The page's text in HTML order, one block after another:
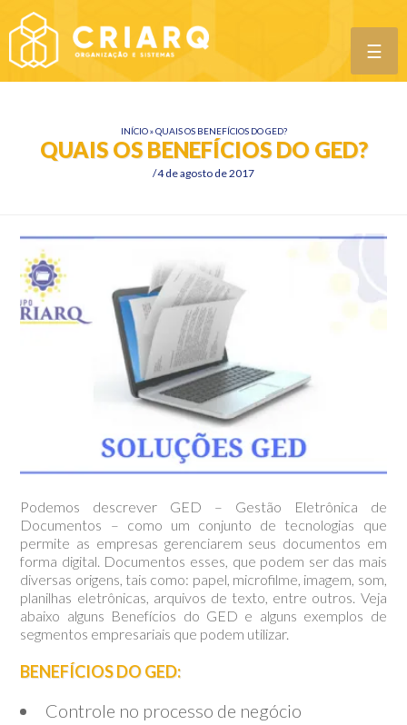
☰
INÍCIO»QUAIS OS BENEFÍCIOS DO GED?
QUAIS OS BENEFÍCIOS DO GED?
4 de agosto de 2017
Podemos descrever GED – Gestão Eletrônica de
Documentos – como um conjunto de tecnologias que
permite as empresas gerenciarem seus documentos em
forma digital. Documentos esses, que podem ser das mais
diversas origens, tais como: papel, microfilme, imagem, som,
planilhas eletrônicas, arquivos de texto, entre outros. Veja
abaixo alguns Benefícios do GED e alguns exemplos de
segmentos empresariais que podem utilizar.
BENEFÍCIOS DO GED:
Controle no processo de negócio